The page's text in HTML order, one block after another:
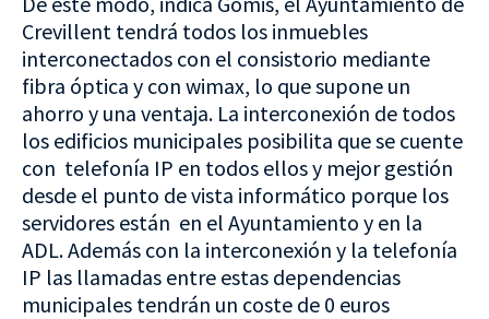
Crevillent tendrá todos los inmuebles
interconectados con el consistorio mediante
fibra óptica y con wimax, lo que supone un
ahorro y una ventaja. La interconexión de todos
los edificios municipales posibilita que se cuente
con telefonía IP en todos ellos y mejor gestión
desde el punto de vista informático porque los
servidores están en el Ayuntamiento y en la
ADL. Además con la interconexión y la telefonía
IP las llamadas entre estas dependencias
municipales tendrán un coste de 0 euros